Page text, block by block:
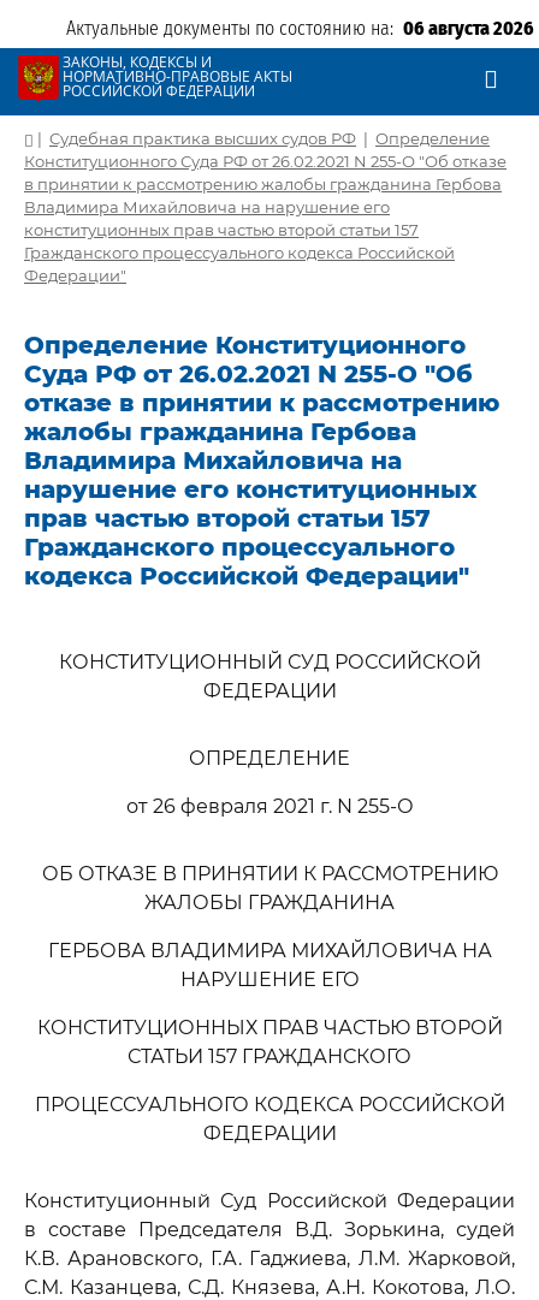
Актуальные документы по состоянию на: 06 августа 2026
ЗАКОНЫ, КОДЕКСЫ И
НОРМАТИВНО-ПРАВОВЫЕ АКТЫ
РОССИЙСКОЙ ФЕДЕРАЦИИ
| Судебная практика высших судов РФ | Определение
Конституционного Суда РФ от 26.02.2021 N 255-О "Об отказе
в принятии к рассмотрению жалобы гражданина Гербова
Владимира Михайловича на нарушение его
конституционных прав частью второй статьи 157
Гражданского процессуального кодекса Российской
Федерации"
Определение Конституционного
Суда РФ от 26.02.2021 N 255-О "Об
отказе в принятии к рассмотрению
жалобы гражданина Гербова
Владимира Михайловича на
нарушение его конституционных
прав частью второй статьи 157
Гражданского процессуального
кодекса Российской Федерации"
КОНСТИТУЦИОННЫЙ СУД РОССИЙСКОЙ
ФЕДЕРАЦИИ
ОПРЕДЕЛЕНИЕ
от 26 февраля 2021 г. N 255-О
ОБ ОТКАЗЕ В ПРИНЯТИИ К РАССМОТРЕНИЮ
ЖАЛОБЫ ГРАЖДАНИНА
ГЕРБОВА ВЛАДИМИРА МИХАЙЛОВИЧА НА
НАРУШЕНИЕ ЕГО
КОНСТИТУЦИОННЫХ ПРАВ ЧАСТЬЮ ВТОРОЙ
СТАТЬИ 157 ГРАЖДАНСКОГО
ПРОЦЕССУАЛЬНОГО КОДЕКСА РОССИЙСКОЙ
ФЕДЕРАЦИИ
Конституционный Суд Российской Федерации
в составе Председателя В.Д. Зорькина, судей
К.В. Арановского, Г.А. Гаджиева, Л.М. Жарковой,
С.М. Казанцева, С.Д. Князева, А.Н. Кокотова, Л.О.